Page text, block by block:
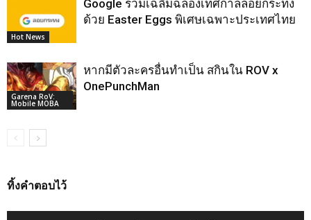
Hot News
Google ร่วมเฉลิมฉลองเทศกาลลอยกระทง
ด้วย Easter Eggs พิเศษเฉพาะประเทศไทย
Garena RoV:
Mobile MOBA
หากมีตัวละครอื่นทำเป็น สกินใน ROV x
OnePunchMan
ทิ้งคำตอบไว้